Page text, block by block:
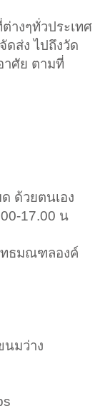
างๆทั่วประเทศ
ดส่ง ไปถึงวัด
ศัย ตามที่
ด้วยตนเอง
17.00 น
ธมณฑลองค์
นมว่าง